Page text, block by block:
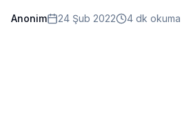
Hayvan Hakları
Anonim 24 Şub 2022 4 dk okuma